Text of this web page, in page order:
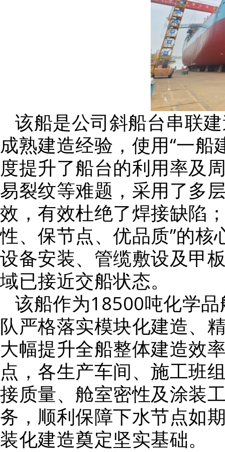
该船是公司斜船台串联
成熟建造经验，使用“一
度提升了船台的利用率及
易裂纹等难题，采用了多
效，有效杜绝了焊接缺陷
性、保节点、优品质”的
设备安装、管缆敷设及甲
域已接近交船状态。
该船作为18500吨化学
队严格落实模块化建造、
大幅提升全船整体建造效
点，各生产车间、施工班
接质量、舱室密性及涂装
务，顺利保障下水节点如
装化建造奠定坚实基础。